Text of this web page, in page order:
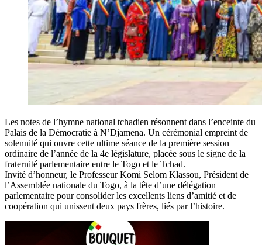
Les notes de l’hymne national tchadien résonnent dans l’enceinte du
Palais de la Démocratie à N’Djamena. Un cérémonial empreint de
solennité qui ouvre cette ultime séance de la première session
ordinaire de l’année de la 4e législature, placée sous le signe de la
fraternité parlementaire entre le Togo et le Tchad.
Invité d’honneur, le Professeur Komi Selom Klassou, Président de
l’Assemblée nationale du Togo, à la tête d’une délégation
parlementaire pour consolider les excellents liens d’amitié et de
coopération qui unissent deux pays frères, liés par l’histoire.